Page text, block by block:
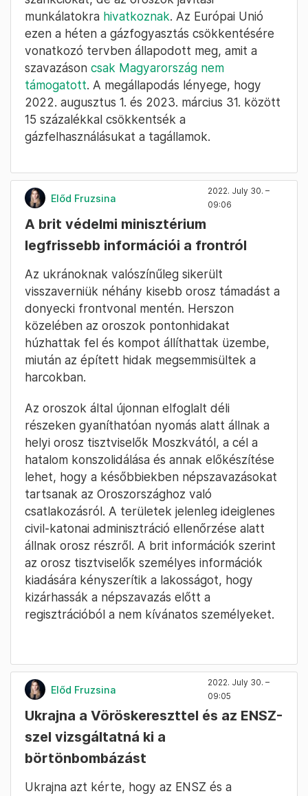
munkálatokra hivatkoznak. Az Európai Unió
ezen a héten a gázfogyasztás csökkentésére
vonatkozó tervben állapodott meg, amit a
szavazáson csak Magyarország nem
támogatott. A megállapodás lényege, hogy
2022. augusztus 1. és 2023. március 31. között
15 százalékkal csökkentsék a
gázfelhasználásukat a tagállamok.
Előd Fruzsina
2022. July 30. –
09:06
A brit védelmi minisztérium
legfrissebb információi a frontról
Az ukránoknak valószínűleg sikerült
visszaverniük néhány kisebb orosz támadást a
donyecki frontvonal mentén. Herszon
közelében az oroszok pontonhidakat
húzhattak fel és kompot állíthattak üzembe,
miután az épített hidak megsemmisültek a
harcokban.
Az oroszok által újonnan elfoglalt déli
részeken gyaníthatóan nyomás alatt állnak a
helyi orosz tisztviselők Moszkvától, a cél a
hatalom konszolidálása és annak előkészítése
lehet, hogy a későbbiekben népszavazásokat
tartsanak az Oroszországhoz való
csatlakozásról. A területek jelenleg ideiglenes
civil-katonai adminisztráció ellenőrzése alatt
állnak orosz részről. A brit információk szerint
az orosz tisztviselők személyes információk
kiadására kényszerítik a lakosságot, hogy
kizárhassák a népszavazás előtt a
regisztrációból a nem kívánatos személyeket.
Előd Fruzsina
2022. July 30. –
09:05
Ukrajna a Vöröskereszttel és az ENSZ-
szel vizsgáltatná ki a
börtönbombázást
Ukrajna azt kérte, hogy az ENSZ és a